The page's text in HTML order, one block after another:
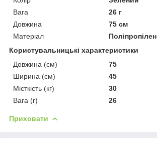
Вага
26 г
Довжина
75 см
Матеріал
Поліпропілен
Користувальницькі характеристики
Довжина (см)
75
Ширина (см)
45
Місткість (кг)
30
Вага (г)
26
Приховати